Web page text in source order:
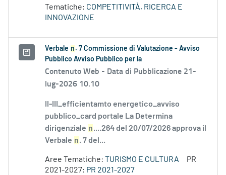
Tematiche: COMPETITIVITÀ, RICERCA E
INNOVAZIONE
Verbale n . 7 Commissione di Valutazione - Avviso
Pubblico Avviso Pubblico per la
Contenuto Web - Data di Pubblicazione 21-
lug-2026 10.10
II-III_efficientamto energetico_avviso
pubblico_card portale La Determina
dirigenziale n....264 del 20/07/2026 approva il
Verbale n. 7 del...
Aree Tematiche: TURISMO E CULTURA
PR
2021-2027: PR 2021-2027